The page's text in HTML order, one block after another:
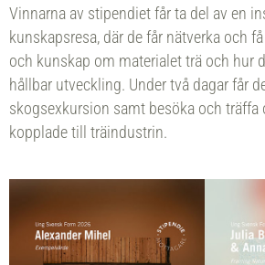
Vinnarna av stipendiet får ta del av en
kunskapsresa, där de får nätverka och
och kunskap om materialet trä och hur
hållbar utveckling. Under två dagar får
skogsexkursion samt besöka och träffa
kopplade till träindustrin.